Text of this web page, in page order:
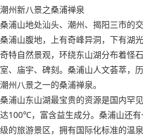
潮州新八景之桑浦禅泉
桑浦山地处汕头、潮州、揭阳三市的
桑浦山腹地，上有奇峰异洞，下有湖
奇特自然景观，环绕东山湖分布着怪
室、庙宇、碑刻。桑浦山人文荟萃，
潮州八景之一的桑浦禅泉。
桑浦山东山湖最宝贵的资源是国内罕
达100℃，富含益生成分。桑浦山还
级的旅游景区，拥有国际化标准的温